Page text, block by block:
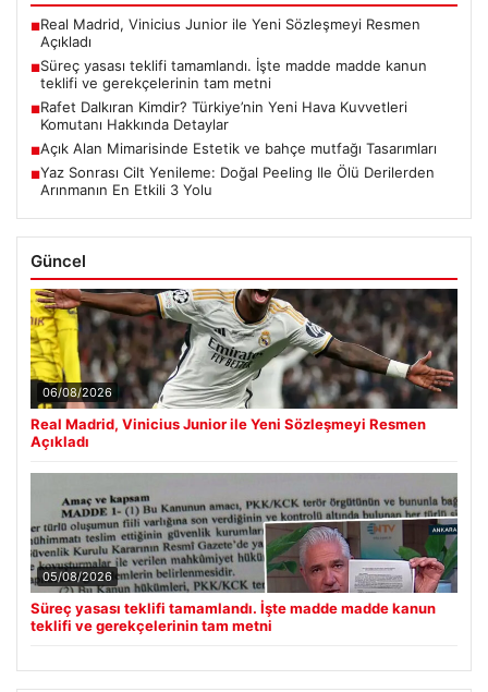
■Real Madrid, Vinicius Junior ile Yeni Sözleşmeyi Resmen
Açıkladı
■Süreç yasası teklifi tamamlandı. İşte madde madde kanun
teklifi ve gerekçelerinin tam metni
■Rafet Dalkıran Kimdir? Türkiye’nin Yeni Hava Kuvvetleri
Komutanı Hakkında Detaylar
■Açık Alan Mimarisinde Estetik ve bahçe mutfağı Tasarımları
■Yaz Sonrası Cilt Yenileme: Doğal Peeling Ile Ölü Derilerden
Arınmanın En Etkili 3 Yolu
Güncel
06/08/2026
Real Madrid, Vinicius Junior ile Yeni Sözleşmeyi Resmen
Açıkladı
05/08/2026
Süreç yasası teklifi tamamlandı. İşte madde madde kanun
teklifi ve gerekçelerinin tam metni